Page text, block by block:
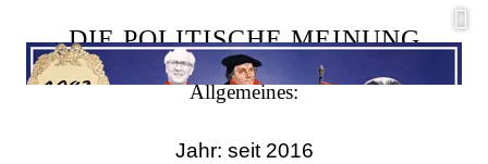
DIE POLITISCHE MEINUNG
Allgemeines:
Jahr: seit 2016